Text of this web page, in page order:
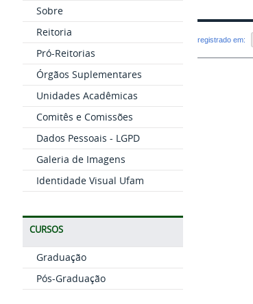
Sobre
Reitoria
Pró-Reitorias
Órgãos Suplementares
Unidades Acadêmicas
Comitês e Comissões
Dados Pessoais - LGPD
Galeria de Imagens
Identidade Visual Ufam
CURSOS
Graduação
Pós-Graduação
registrado em: